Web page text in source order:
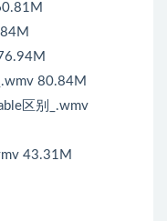
80.84M
区别_.wmv
43.31M